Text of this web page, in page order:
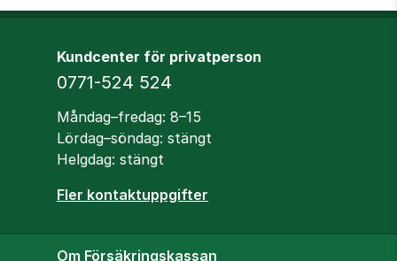
Kundcenter för privatperson
Telefon
0771-524 524
Öppettider
Måndag–fredag: 8–15
Lördag–söndag: stängt
Helgdag: stängt
Fler kontaktuppgifter
Om Försäkringskassan